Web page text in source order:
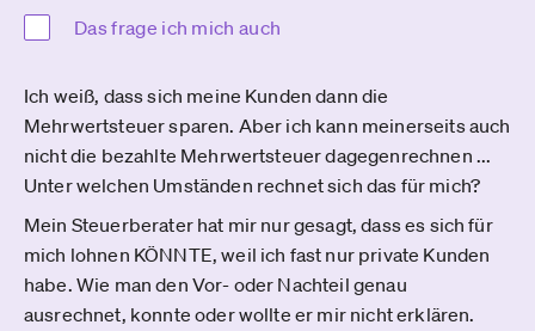
Das frage ich mich auch
Ich weiß, dass sich meine Kunden dann die
Mehrwertsteuer sparen. Aber ich kann meinerseits auch
nicht die bezahlte Mehrwertsteuer dagegenrechnen ...
Unter welchen Umständen rechnet sich das für mich?
Mein Steuerberater hat mir nur gesagt, dass es sich für
mich lohnen KÖNNTE, weil ich fast nur private Kunden
habe. Wie man den Vor- oder Nachteil genau
ausrechnet, konnte oder wollte er mir nicht erklären.